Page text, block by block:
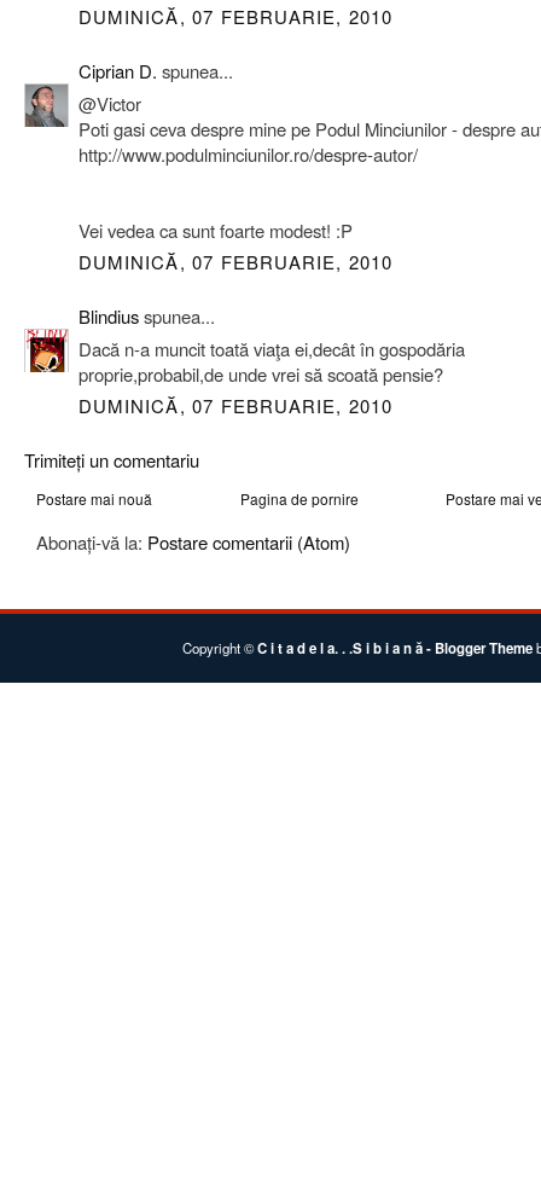
DUMINICĂ, 07 FEBRUARIE, 2010
Ciprian D. spunea...
@Victor
Poti gasi ceva despre mine pe Podul Minciunilor - despre
http://www.podulminciunilor.ro/despre-autor/
Vei vedea ca sunt foarte modest! :P
DUMINICĂ, 07 FEBRUARIE, 2010
Blindiusspunea...
Dacă n-a muncit toată viaţa ei,decât în gospodăria
proprie,probabil,de unde vrei să scoată pensie?
DUMINICĂ, 07 FEBRUARIE, 2010
Trimiteți un comentariu
Postare mai nouă Postare mai
Pagina de pornire
Abonați-vă la: Postare comentarii (Atom)
Copyright ©C i t a d e l a. . .S i b i a n ă- Blogger Theme